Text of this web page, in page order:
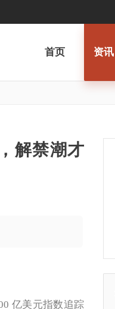
首页 资讯
解禁潮才
亿美元指数追踪